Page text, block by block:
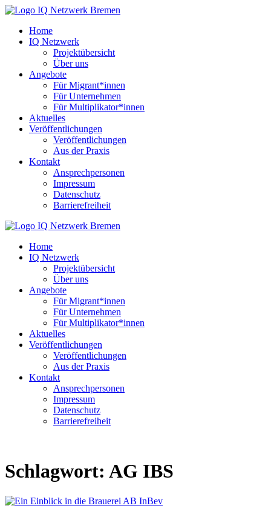
Home
IQ Netzwerk
Projektübersicht
Über uns
Angebote
Für Migrant*innen
Für Unternehmen
Für Multiplikator*innen
Aktuelles
Veröffentlichungen
Veröffentlichungen
Aus der Praxis
Kontakt
Ansprechpersonen
Impressum
Datenschutz
Barrierefreiheit
Home
IQ Netzwerk
Projektübersicht
Über uns
Angebote
Für Migrant*innen
Für Unternehmen
Für Multiplikator*innen
Aktuelles
Veröffentlichungen
Veröffentlichungen
Aus der Praxis
Kontakt
Ansprechpersonen
Impressum
Datenschutz
Barrierefreiheit
Schlagwort: AG IBS